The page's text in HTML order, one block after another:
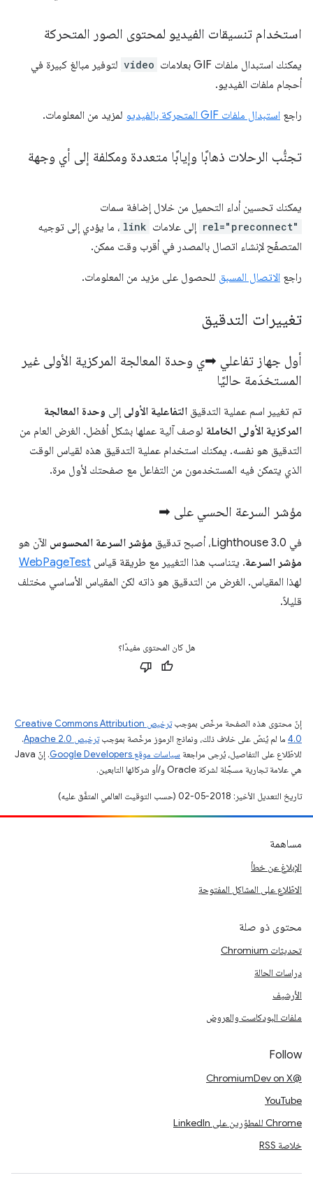
استخدام تنسيقات الفيديو لمحتوى الصور المتحركة
يمكنك استبدال ملفات GIF بعلامات video لتوفير مبالغ كبيرة في
أحجام ملفات الفيديو.
راجع استبدال ملفات GIF المتحركة بالفيديو لمزيد من المعلومات.
تجنُّب الرحلات ذهابًا وإيابًا متعددة ومكلفة إلى أي وجهة
يمكنك تحسين أداء التحميل من خلال إضافة سمات
rel="preconnect" إلى علامات link ، ما يؤدي إلى توجيه
المتصفّح لإنشاء اتصال بالمصدر في أقرب وقت ممكن.
راجع الاتصال المسبق للحصول على مزيد من المعلومات.
تغييرات التدقيق
أول جهاز تفاعلي ➡ي وحدة المعالجة المركزية الأولى غير
المستخدَمة حاليًا
تم تغيير اسم عملية التدقيق التفاعلية الأولى إلى وحدة المعالجة
المركزية الأولى الخاملة لوصف آلية عملها بشكل أفضل. الغرض العام من
التدقيق هو نفسه. يمكنك استخدام عملية التدقيق هذه لقياس الوقت
الذي يتمكن فيه المستخدمون من التفاعل مع صفحتك لأول مرة.
مؤشر السرعة الحسي على ➡
في Lighthouse 3.0، أصبح تدقيق مؤشر السرعة المحسوس الآن هو
مؤشر السرعة. يتناسب هذا التغيير مع طريقة قياس WebPageTest
لهذا المقياس. الغرض من التدقيق هو ذاته لكن المقياس الأساسي مختلف
قليلاً.
هل كان المحتوى مفيدًا؟
إنّ محتوى هذه الصفحة مرخّص بموجب
ترخيص Creative Commons Attribution
4.0‏ ما لم يُنصّ على خلاف ذلك، ونماذج الرموز مرخّصة بموجبترخيص Apache 2.0‏
.
للاطّلاع على التفاصيل، يُرجى مراجعة سياسات موقع Google Developers‏
. إنّ Java
هي علامة تجارية مسجَّلة لشركة Oracle و/أو شركائها التابعين.
تاريخ التعديل الأخير: 2018-05-02 (حسب التوقيت العالمي المتفَّق عليه)
مساهمة
الإبلاغ عن خطأ
الاطّلاع على المشاكل المفتوحة
محتوى ذو صلة
تحديثات Chromium
دراسات الحالة
الأرشيف
ملفات البودكاست والعروض
Follow
@ChromiumDev on X
YouTube
Chrome للمطوّرين على LinkedIn
خلاصة RSS